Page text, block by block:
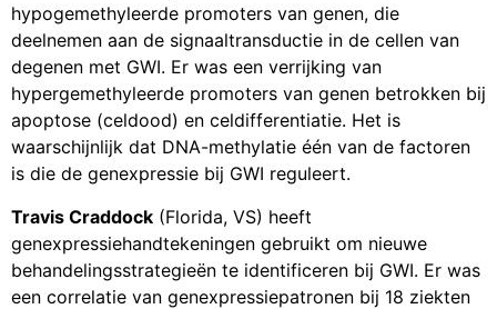
hypogemethyleerde promoters van genen, die
deelnemen aan de signaaltransductie in de cellen van
degenen met GWI. Er was een verrijking van
hypergemethyleerde promoters van genen betrokken bij
apoptose (celdood) en celdifferentiatie. Het is
waarschijnlijk dat DNA-methylatie één van de factoren
is die de genexpressie bij GWI reguleert.
Travis Craddock (Florida, VS) heeft
genexpressiehandtekeningen gebruikt om nieuwe
behandelingsstrategieën te identificeren bij GWI. Er was
een correlatie van genexpressiepatronen bij 18 ziekten